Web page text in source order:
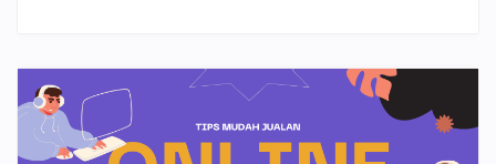
di
Marketplace
Supaya
Untung